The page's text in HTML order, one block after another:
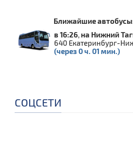
Ближайшие
в 16:26, на Нижний
640 Екатеринбург-
(через 0 ч. 01 мин.)
СОЦСЕТИ